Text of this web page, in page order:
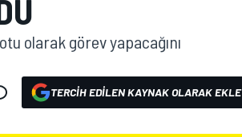
olarak görev yapacağını
TERCIH EDILEN KAYNAK OLARAK EKLE